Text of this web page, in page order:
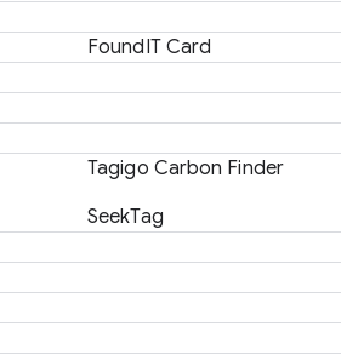
FoundIT Card
Tagigo Carbon Finder
SeekTag